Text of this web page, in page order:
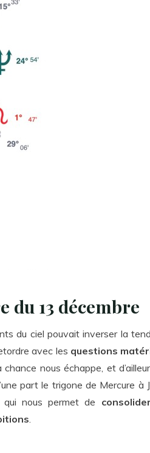
du 13 décembre
du ciel pouvait inverser la
avec les questions
nous échappe, et
part le trigone de Mercure à
nous permet de
.